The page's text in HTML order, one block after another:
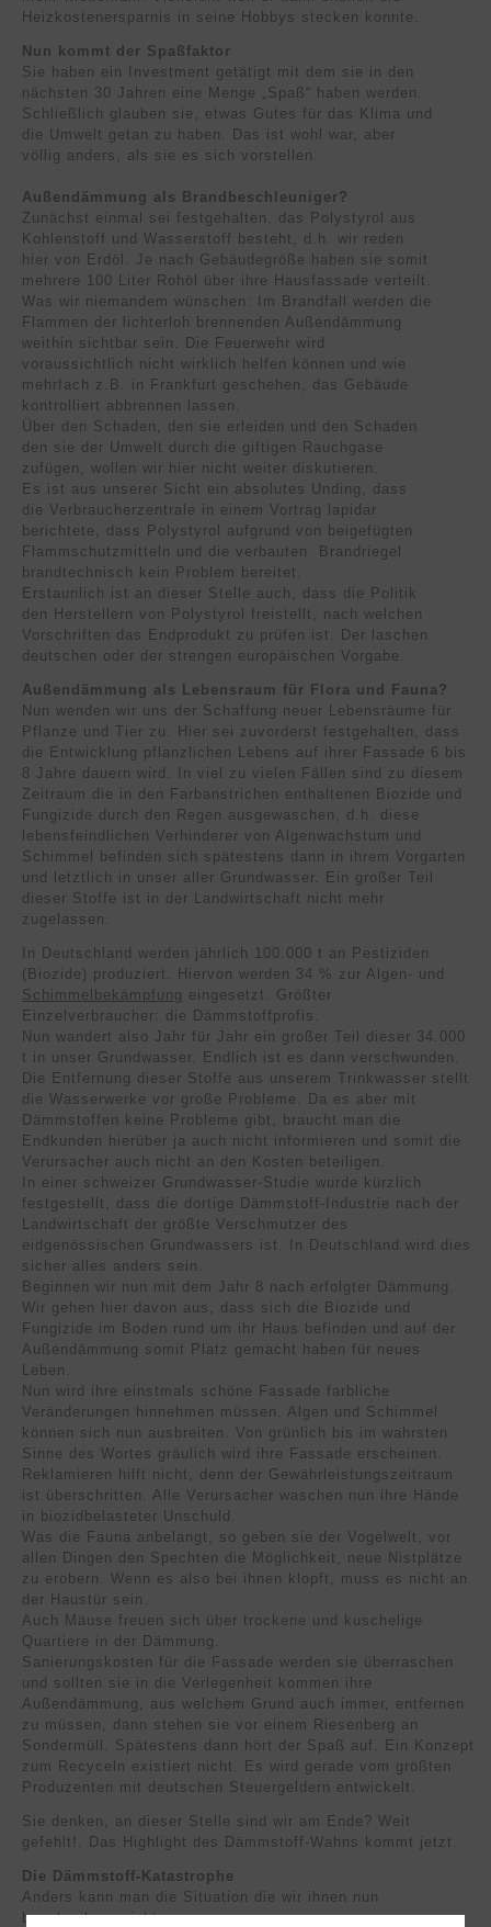
Heizkostenersparnis in seine Hobbys stecken konnte.
Nun kommt der Spaßfaktor
Sie haben ein Investment getätigt mit dem sie in den
nächsten 30 Jahren eine Menge „Spaß“ haben werden.
Schließlich glauben sie, etwas Gutes für das Klima und
die Umwelt getan zu haben. Das ist wohl war, aber
völlig anders, als sie es sich vorstellen.
Außendämmung als Brandbeschleuniger?
Zunächst einmal sei festgehalten, das Polystyrol aus
Kohlenstoff und Wasserstoff besteht, d.h. wir reden
hier von Erdöl. Je nach Gebäudegröße haben sie somit
mehrere 100 Liter Rohöl über ihre Hausfassade verteilt.
Was wir niemandem wünschen: Im Brandfall werden die
Flammen der lichterloh brennenden Außendämmung
weithin sichtbar sein. Die Feuerwehr wird
voraussichtlich nicht wirklich helfen können und wie
mehrfach z.B. in Frankfurt geschehen, das Gebäude
kontrolliert abbrennen lassen.
Über den Schaden, den sie erleiden und den Schaden
den sie der Umwelt durch die giftigen Rauchgase
zufügen, wollen wir hier nicht weiter diskutieren.
Es ist aus unserer Sicht ein absolutes Unding, dass
die Verbraucherzentrale in einem Vortrag lapidar
berichtete, dass Polystyrol aufgrund von beigefügten
Flammschutzmitteln und die verbauten Brandriegel
brandtechnisch kein Problem bereitet.
Erstaunlich ist an dieser Stelle auch, dass die Politik
den Herstellern von Polystyrol freistellt, nach welchen
Vorschriften das Endprodukt zu prüfen ist. Der laschen
deutschen oder der strengen europäischen Vorgabe.
Außendämmung als Lebensraum für Flora und Fauna?
Nun wenden wir uns der Schaffung neuer Lebensräume für
Pflanze und Tier zu. Hier sei zuvorderst festgehalten, dass
die Entwicklung pflanzlichen Lebens auf ihrer Fassade 6 bis
8 Jahre dauern wird. In viel zu vielen Fällen sind zu diesem
Zeitraum die in den Farbanstrichen enthaltenen Biozide und
Fungizide durch den Regen ausgewaschen, d.h. diese
lebensfeindlichen Verhinderer von Algenwachstum und
Schimmel befinden sich spätestens dann in ihrem Vorgarten
und letztlich in unser aller Grundwasser. Ein großer Teil
dieser Stoffe ist in der Landwirtschaft nicht mehr
zugelassen.
In Deutschland werden jährlich 100.000 t an Pestiziden
(Biozide) produziert. Hiervon werden 34 % zur Algen- und
Schimmelbekämpfung eingesetzt. Größter
Einzelverbraucher: die Dämmstoffprofis.
Nun wandert also Jahr für Jahr ein großer Teil dieser 34.000
t in unser Grundwasser. Endlich ist es dann verschwunden.
Die Entfernung dieser Stoffe aus unserem Trinkwasser stellt
die Wasserwerke vor große Probleme. Da es aber mit
Dämmstoffen keine Probleme gibt, braucht man die
Endkunden hierüber ja auch nicht informieren und somit die
Verursacher auch nicht an den Kosten beteiligen.
In einer schweizer Grundwasser-Studie wurde kürzlich
festgestellt, dass die dortige Dämmstoff-Industrie nach der
Landwirtschaft der größte Verschmutzer des
eidgenössischen Grundwassers ist. In Deutschland wird dies
sicher alles anders sein.
Beginnen wir nun mit dem Jahr 8 nach erfolgter Dämmung.
Wir gehen hier davon aus, dass sich die Biozide und
Fungizide im Boden rund um ihr Haus befinden und auf der
Außendämmung somit Platz gemacht haben für neues
Leben.
Nun wird ihre einstmals schöne Fassade farbliche
Veränderungen hinnehmen müssen. Algen und Schimmel
können sich nun ausbreiten. Von grünlich bis im wahrsten
Sinne des Wortes gräulich wird ihre Fassade erscheinen.
Reklamieren hilft nicht, denn der Gewährleistungszeitraum
ist überschritten. Alle Verursacher waschen nun ihre Hände
in biozidbelasteter Unschuld.
Was die Fauna anbelangt, so geben sie der Vogelwelt, vor
allen Dingen den Spechten die Möglichkeit, neue Nistplätze
zu erobern. Wenn es also bei ihnen klopft, muss es nicht an
der Haustür sein.
Auch Mäuse freuen sich über trockene und kuschelige
Quartiere in der Dämmung.
Sanierungskosten für die Fassade werden sie überraschen
und sollten sie in die Verlegenheit kommen ihre
Außendämmung, aus welchem Grund auch immer, entfernen
zu müssen, dann stehen sie vor einem Riesenberg an
Sondermüll. Spätestens dann hört der Spaß auf. Ein Konzept
zum Recyceln existiert nicht. Es wird gerade vom größten
Produzenten mit deutschen Steuergeldern entwickelt.
Sie denken, an dieser Stelle sind wir am Ende? Weit
gefehlt!. Das Highlight des Dämmstoff-Wahns kommt jetzt.
Die Dämmstoff-Katastrophe
Anders kann man die Situation die wir ihnen nun
beschreiben, nicht nennen.